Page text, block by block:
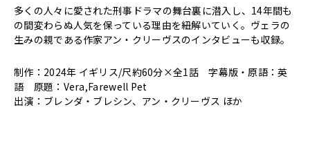
多くの人々に愛された刑事ドラマの舞台裏に潜入し、14年間も
の間変わらぬ人気を保っている理由を紐解いていく。ヴェラの
生みの親である作家アン・クリーヴスのインタビューも収録。
制作：2024年 イギリス/尺約60分×全1話 字幕版・原語：英
語 原題：Vera,Farewell Pet
出演：ブレンダ・ブレシン、アン・クリーヴス ほか